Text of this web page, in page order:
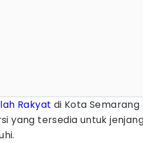
Rakyat di Kota Semarang
yang tersedia untuk